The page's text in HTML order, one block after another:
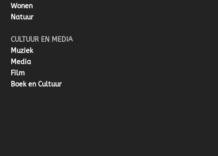
Wonen
Natuur
CULTUUR EN MEDIA
Muziek
Media
Film
Boek en Cultuur